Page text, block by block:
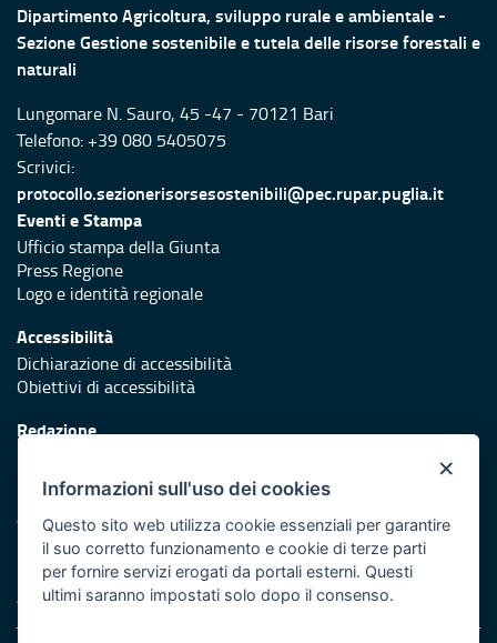
Dipartimento Agricoltura, sviluppo rurale e ambientale -
Sezione Gestione sostenibile e tutela delle risorse forestali e
naturali
Lungomare N. Sauro, 45 -47 - 70121 Bari
Telefono: +39 080 5405075
Scrivici:
protocollo.sezionerisorsesostenibili@pec.rupar.puglia.it
Eventi e Stampa
Ufficio stampa della Giunta
Press Regione
Logo e identità regionale
Accessibilità
Dichiarazione di accessibilità
Obiettivi di accessibilità
Redazione
Protezione civile
Vai al sito di Protezione Civile Puglia
Iniziativa finanziata con risorse del POR Puglia 2014/2020 -
Asse XI
×
Informazioni sull'uso dei cookies
Questo sito web utilizza cookie essenziali per garantire
il suo corretto funzionamento e cookie di terze parti
per fornire servizi erogati da portali esterni. Questi
ultimi saranno impostati solo dopo il consenso.